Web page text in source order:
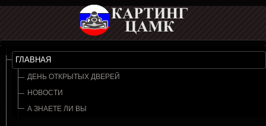
ГЛАВНАЯ
ДЕНЬ ОТКРЫТЫХ ДВЕРЕЙ
НОВОСТИ
А ЗНАЕТЕ ЛИ ВЫ